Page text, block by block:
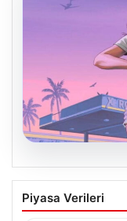
05.08.2026
Menderes
Piyasa Verileri